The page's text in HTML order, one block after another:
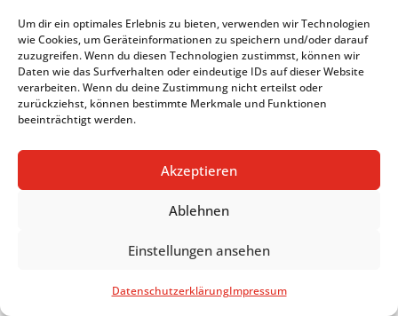
Um dir ein optimales Erlebnis zu bieten, verwenden wir Technologien
wie Cookies, um Geräteinformationen zu speichern und/oder darauf
zuzugreifen. Wenn du diesen Technologien zustimmst, können wir
Daten wie das Surfverhalten oder eindeutige IDs auf dieser Website
verarbeiten. Wenn du deine Zustimmung nicht erteilst oder
zurückziehst, können bestimmte Merkmale und Funktionen
beeinträchtigt werden.
Akzeptieren
Ablehnen
Einstellungen ansehen
DatenschutzerklärungImpressum
die berechtigten Gründe des Verantwortlichen
gegenüber Ihren Gründen überwiegen.
Wurde die Verarbeitung der Sie betreffenden
personenbezogenen Daten eingeschränkt,
dürfen diese Daten – von ihrer Speicherung
abgesehen – nur mit Ihrer Einwilligung oder
zur Geltendmachung, Ausübung oder
Schutz der Rechte einer anderen natürlichen
oder juristischen Person oder aus Gründen